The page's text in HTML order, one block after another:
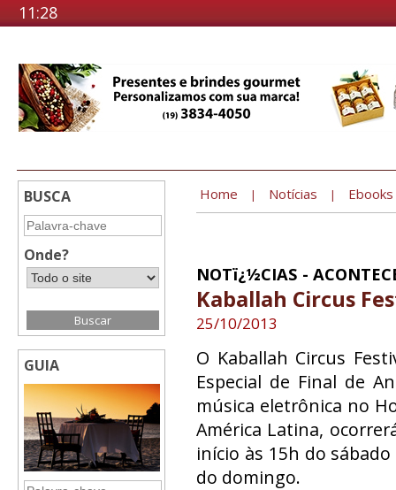
11:28
BUSCA
Onde?
GUIA
Home | Notícias | Ebooks
NOTï¿½CIAS -
Kaballah Circus
25/10/2013
O Kaballah Circus
Especial de Final de
música eletrônica no
América Latina,
início às 15h do
do domingo.